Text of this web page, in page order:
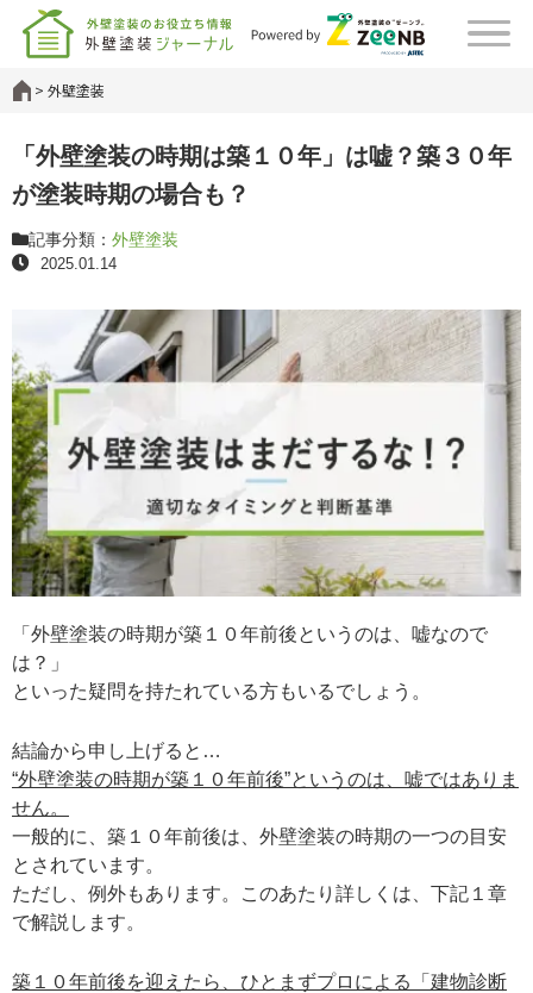
外壁塗装
「外壁塗装の時期は築１０年」は嘘？築３０年
が塗装時期の場合も？
記事分類： 外壁塗装
2025.01.14
「外壁塗装の時期が築１０年前後というのは、嘘なので
は？」
といった疑問を持たれている方もいるでしょう。
結論から申し上げると…
“外壁塗装の時期が築１０年前後”というのは、嘘ではありま
せん。
一般的に、築１０年前後は、外壁塗装の時期の一つの目安
とされています。
ただし、例外もあります。このあたり詳しくは、下記１章
で解説します。
築１０年前後を迎えたら、ひとまずプロによる「建物診断